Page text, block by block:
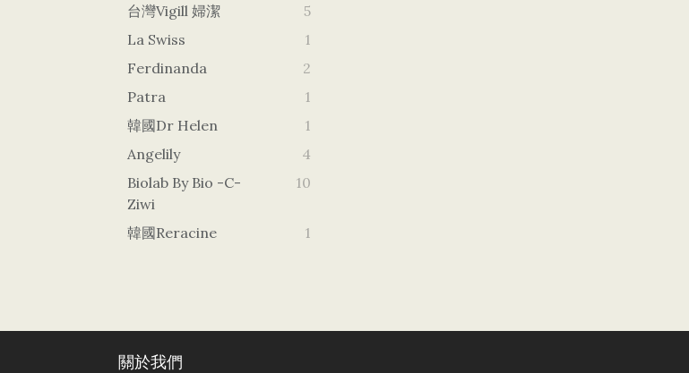
台灣vigill 婦潔
5
La Swiss
1
Ferdinanda
2
Patra
1
韓國dr Helen
1
Angelily
4
Biolab By Bio -c-
Ziwi
10
韓國Reracine 1
關於我們